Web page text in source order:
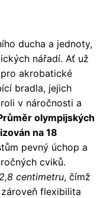
ducha a jednoty,
nářadí. Ať už
akrobatické
bradla, jejich
v náročnosti a
olympijských
na 18
pevný úchop a
cviků.
centimetru, čímž
flexibilita